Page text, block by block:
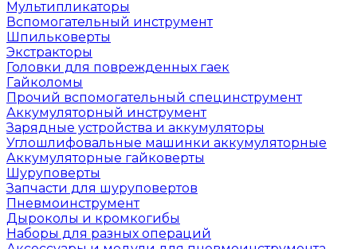
Мультипликаторы
Вспомогательный инструмент
Шпильковерты
Экстракторы
Головки для поврежденных гаек
Гайколомы
Прочий вспомогательный специнструмент
Аккумуляторный инструмент
Зарядные устройства и аккумуляторы
Углошлифовальные машинки аккумуляторные
Аккумуляторные гайковерты
Шуруповерты
Запчасти для шуруповертов
Пневмоинструмент
Дыроколы и кромкогибы
Наборы для разных операций